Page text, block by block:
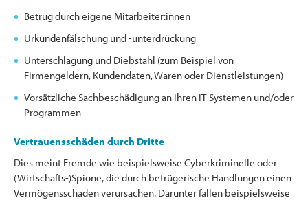
Betrug durch eigene Mitarbeiter:innen
Urkundenfälschung und -unterdrückung
Unterschlagung und Diebstahl (zum Beispiel von
Firmengeldern, Kundendaten, Waren oder Dienstleistungen)
Vorsätzliche Sachbeschädigung an Ihren IT-Systemen und/oder
Programmen
Vertrauensschäden durch Dritte
Dies meint Fremde wie beispielsweise Cyberkriminelle oder
(Wirtschafts-)Spione, die durch betrügerische Handlungen einen
Vermögensschaden verursachen. Darunter fallen beispielsweise